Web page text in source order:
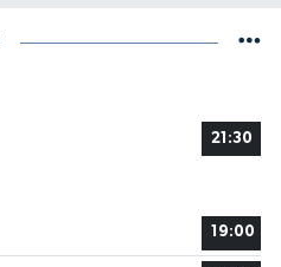
21:30
19:00